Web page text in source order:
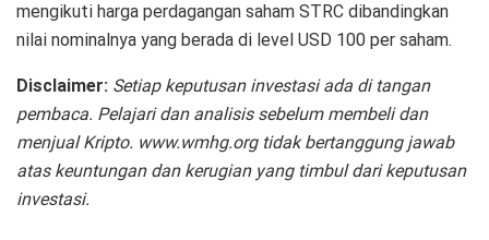
mengikuti harga perdagangan saham STRC dibandingkan
nilai nominalnya yang berada di level USD 100 per saham.
Disclaimer: Setiap keputusan investasi ada di tangan
pembaca. Pelajari dan analisis sebelum membeli dan
menjual Kripto. www.wmhg.org tidak bertanggung jawab
atas keuntungan dan kerugian yang timbul dari keputusan
investasi.